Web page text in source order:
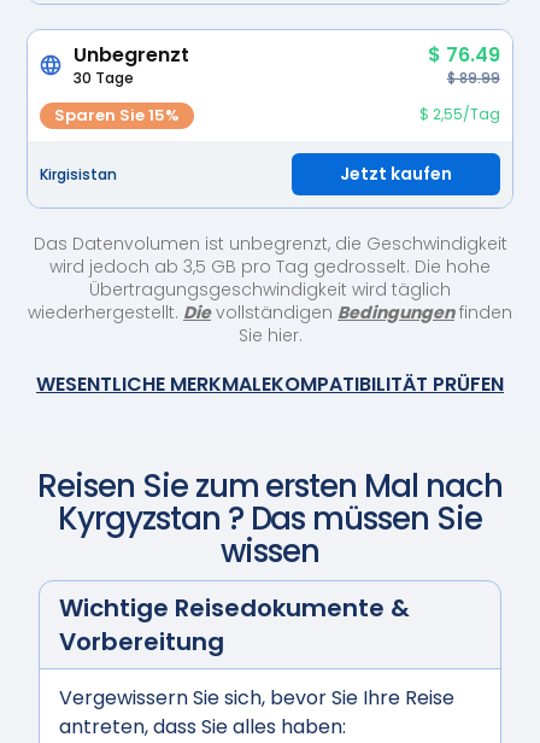
Unbegrenzt $ 76.49
30 Tage $ 89.99
Sparen Sie 15% $ 2,55/Tag
Kirgisistan Jetzt kaufen
Das Datenvolumen ist unbegrenzt, die Geschwindigkeit
wird jedoch ab 3,5 GB pro Tag gedrosselt. Die hohe
Übertragungsgeschwindigkeit wird täglich
wiederhergestellt. Dievollständigen Bedingungenfinden
Sie hier.
WESENTLICHE MERKMALEKOMPATIBILITÄT PRÜFEN
Reisen Sie zum ersten Mal nach
Kyrgyzstan ? Das müssen Sie
wissen
Wichtige Reisedokumente &
Vorbereitung
Vergewissern Sie sich, bevor Sie Ihre Reise
antreten, dass Sie alles haben: